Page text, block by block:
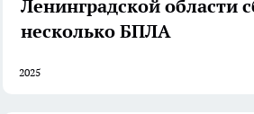
Ленинградской области
несколько БПЛА
2025